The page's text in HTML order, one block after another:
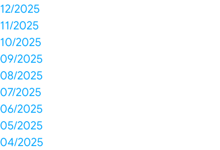
12/2025
11/2025
10/2025
09/2025
08/2025
07/2025
06/2025
05/2025
04/2025